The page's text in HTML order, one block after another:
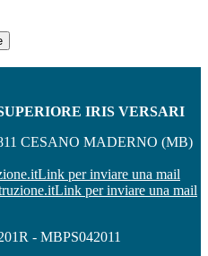
IRIS VERSARI
CESANO MADERNO (MB)
Link per inviare una mail
Link per inviare una mail
- MBPS042011